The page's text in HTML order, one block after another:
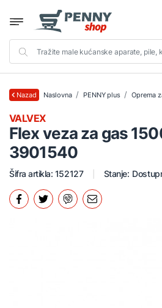
Nazad Naslovna PENNY plus Oprema
Flex veza za gas
3901540
VALVEX
Šifra artikla: 152127 Stanje: